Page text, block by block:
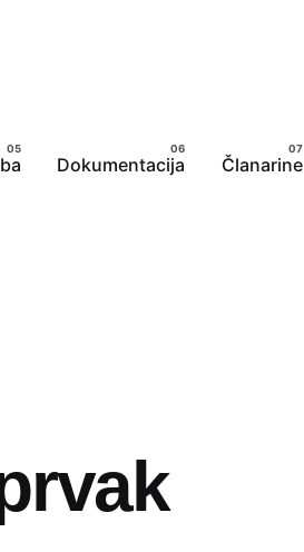
Dokumentacija Članarine